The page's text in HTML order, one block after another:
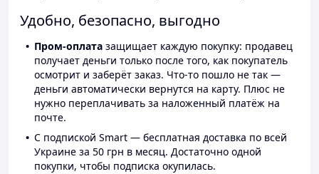
Удобно, безопасно, выгодно
Пром-оплата защищает каждую покупку: продавец
получает деньги только после того, как покупатель
осмотрит и заберёт заказ. Что-то пошло не так —
деньги автоматически вернутся на карту. Плюс не
нужно переплачивать за наложенный платёж на
почте.
С подпиской Smart — бесплатная доставка по всей
Украине за 50 грн в месяц. Достаточно одной
покупки, чтобы подписка окупилась.